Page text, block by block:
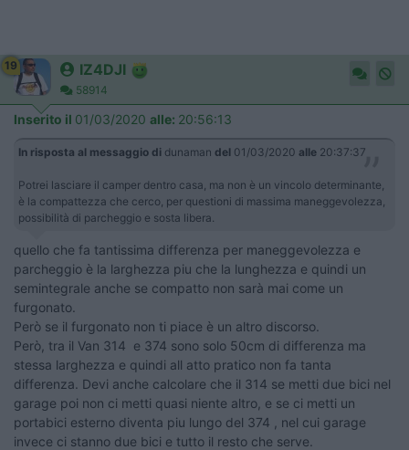
19 IZ4DJI
58914
Inserito il 01/03/2020 alle: 20:56:13
In risposta al messaggio di dunaman del 01/03/2020 alle 20:37:37
Potrei lasciare il camper dentro casa, ma non è un vincolo determinante,
è la compattezza che cerco, per questioni di massima maneggevolezza,
possibilità di parcheggio e sosta libera.
quello che fa tantissima differenza per maneggevolezza e
parcheggio è la larghezza piu che la lunghezza e quindi un
semintegrale anche se compatto non sarà mai come un
furgonato.
Però se il furgonato non ti piace è un altro discorso.
Però, tra il Van 314 e 374 sono solo 50cm di differenza ma
stessa larghezza e quindi all atto pratico non fa tanta
differenza. Devi anche calcolare che il 314 se metti due bici nel
garage poi non ci metti quasi niente altro, e se ci metti un
portabici esterno diventa piu lungo del 374 , nel cui garage
invece ci stanno due bici e tutto il resto che serve.